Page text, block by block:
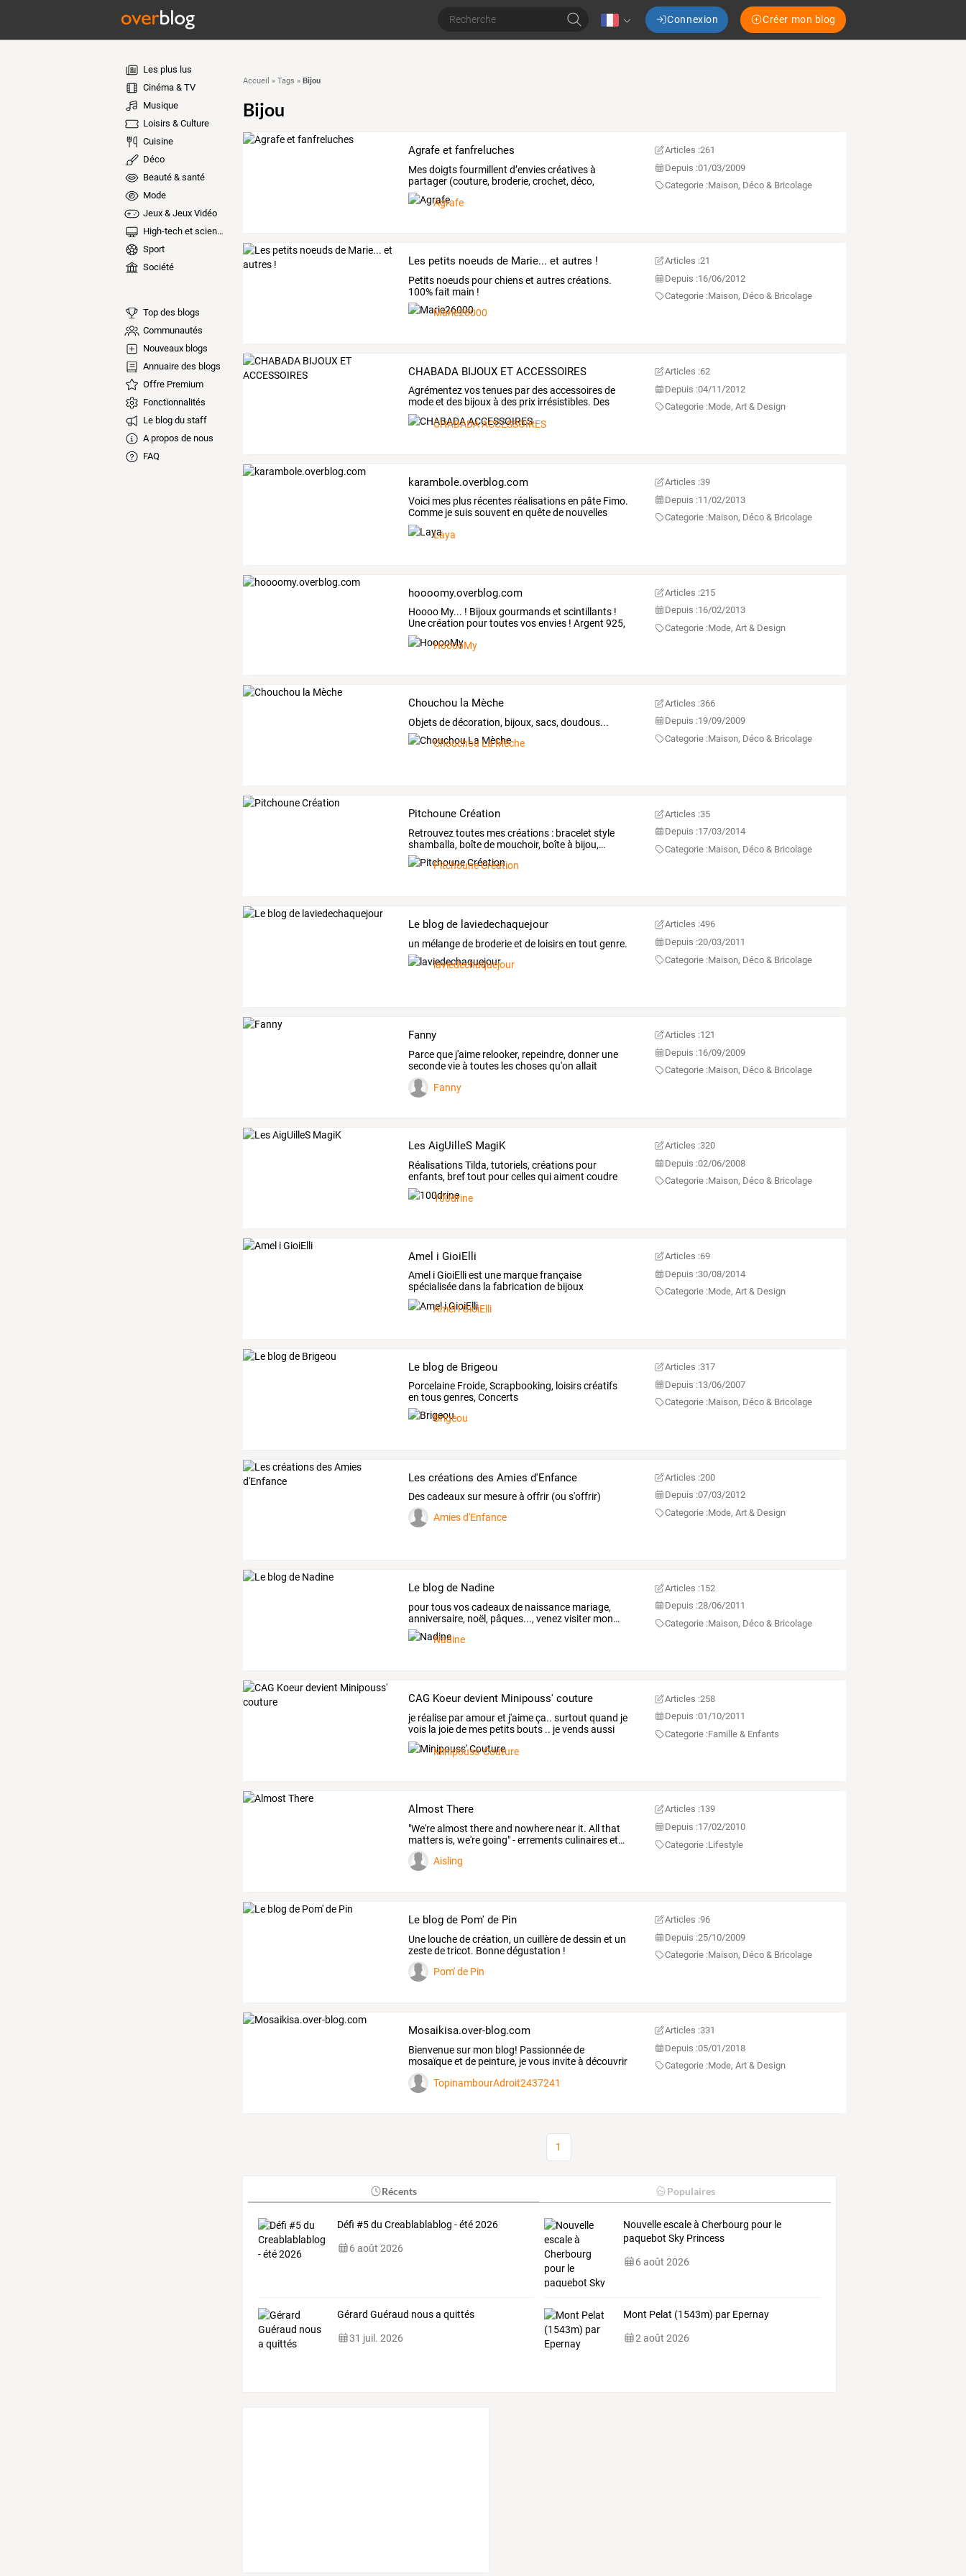
Connexion Créer mon blog
Les plus lus
Cinéma & TV
Musique
Loisirs & Culture
Cuisine
Déco
Beauté & santé
Mode
Jeux & Jeux Vidéo
High-tech et sciences
Sport
Société
Top des blogs
Communautés
Nouveaux blogs
Annuaire des blogs
Offre Premium
Fonctionnalités
Le blog du staff
A propos de nous
FAQ
Accueil » Tags » Bijou
Bijou
Agrafe et fanfreluches
Mesdoigtsfourmillent d’enviescréativesà
partager (couture, broderie, crochet, déco,
bijoux…),
Agrafe
Articles :261
Depuis :01/03/2009
Categorie :Maison, Déco & Bricolage
Les petits noeuds de Marie... et autres !
Petits noeuds pour chiens et autres créations.
100% fait main !
Marie26000
Articles :21
Depuis :16/06/2012
Categorie :Maison, Déco & Bricolage
CHABADA BIJOUX ET ACCESSOIRES
Agrémentezvostenues pardesaccessoiresde
modeet des bijouxà des prix irrésistibles. Des
colliers,
CHABADA ACCESSOIRES
Articles :62
Depuis :04/11/2012
Categorie :Mode, Art & Design
karambole.overblog.com
Voici mes plus récentes réalisationsen pâte Fimo.
Comme jesuissouvent en quêtede nouvelles
idées
Laya
Articles :39
Depuis :11/02/2013
Categorie :Maison, Déco & Bricolage
hoooomy.overblog.com
Hoooo My... ! Bijouxgourmandset scintillants !
Unecréation pourtoutesvosenvies ! Argent 925,
Pate
HooooMy
Articles :215
Depuis :16/02/2013
Categorie :Mode, Art & Design
Chouchou la Mèche
Objets de décoration, bijoux, sacs, doudous...
Chouchou La Mèche
Articles :366
Depuis :19/09/2009
Categorie :Maison, Déco & Bricolage
Pitchoune Création
Retrouveztoutes mescréations : bracelet style
shamballa, boîtede mouchoir, boîteà bijou,…
Pitchoune Création
Articles :35
Depuis :17/03/2014
Categorie :Maison, Déco & Bricolage
Le blog de laviedechaquejour
un mélange de broderie et de loisirs en tout genre.
laviedechaquejour
Articles :496
Depuis :20/03/2011
Categorie :Maison, Déco & Bricolage
Fanny
Parce que j'aime relooker, repeindre, donner une
seconde vie à toutes les choses qu'on allait
jeter....
Fanny
Articles :121
Depuis :16/09/2009
Categorie :Maison, Déco & Bricolage
Les AigUilleS MagiK
RéalisationsTilda, tutoriels, créations pour
enfants, breftout pourcellesquiaiment coudre
en
100drine
Articles :320
Depuis :02/06/2008
Categorie :Maison, Déco & Bricolage
Amel i GioiElli
Amel iGioiElliest une marquefrançaise
spécialiséedans la fabrication de bijoux
artisanaux
Amel i GioiElli
Articles :69
Depuis :30/08/2014
Categorie :Mode, Art & Design
Le blog de Brigeou
Porcelaine Froide, Scrapbooking, loisirs créatifs
en tous genres, Concerts
Brigeou
Articles :317
Depuis :13/06/2007
Categorie :Maison, Déco & Bricolage
Les créations des Amies d'Enfance
Des cadeaux sur mesure à offrir (ou s'offrir)
Amies d'Enfance
Articles :200
Depuis :07/03/2012
Categorie :Mode, Art & Design
Le blog de Nadine
pourtousvoscadeauxde naissance mariage,
anniversaire, noël, pâques..., venezvisiter mon…
Nadine
Articles :152
Depuis :28/06/2011
Categorie :Maison, Déco & Bricolage
CAG Koeur devient Minipouss' couture
je réalise paramouret j'aimeça.. surtout quand je
vois la joiede mes petits bouts .. jevendsaussi
si…
Minipouss' Couture
Articles :258
Depuis :01/10/2011
Categorie :Famille & Enfants
Almost There
"We'realmost thereand nowhere near it. All that
matters is, we'regoing"-errementsculinaireset…
Aisling
Articles :139
Depuis :17/02/2010
Categorie :Lifestyle
Le blog de Pom' de Pin
Une louche de création, un cuillère de dessin et un
zeste de tricot. Bonne dégustation !
Pom' de Pin
Articles :96
Depuis :25/10/2009
Categorie :Maison, Déco & Bricolage
Mosaikisa.over-blog.com
Bienvenuesur mon blog! Passionnéede
mosaïqueet de peinture, jevous inviteà découvrir
mon
TopinambourAdroit2437241
Articles :331
Depuis :05/01/2018
Categorie :Mode, Art & Design
1
Récents Populaires
Défi #5 du Creablablablog - été 2026
6 août 2026
Nouvelle escale à Cherbourg pour le
paquebot Sky Princess
6 août 2026
Gérard Guéraud nous a quittés
31 juil. 2026
Mont Pelat (1543m) par Epernay
2 août 2026